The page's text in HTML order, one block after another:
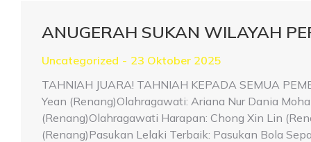
ANUGERAH SUKAN WILAYAH
Uncategorized
23 Oktober 2025
TAHNIAH JUARA! TAHNIAH KEPADA SEMUA
Yean (Renang)Olahragawati: Ariana Nur Dania
(Renang)Olahragawati Harapan: Chong Xin Lin
(Renang)Pasukan Lelaki Terbaik: Pasukan Bola